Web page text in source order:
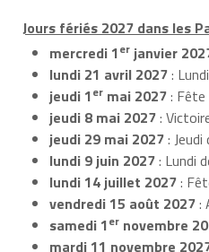
Jours fériés 2027 dans les
mercredi 1er janvier
lundi 21 avril 2027:
jeudi 1er mai 2027: Fête
jeudi 8 mai 2027:
jeudi 29 mai 2027: Jeudi
lundi 9 juin 2027: Lundi
lundi 14 juillet 2027:
vendredi 15 août 2027:
samedi 1er novembre
mardi 11 novembre